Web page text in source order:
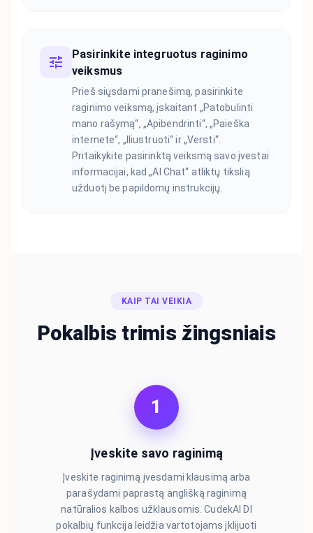
Pasirinkite integruotus raginimo
veiksmus
Prieš siųsdami pranešimą, pasirinkite
raginimo veiksmą, įskaitant „Patobulinti
mano rašymą“, „Apibendrinti“, „Paieška
internete“, „Iliustruoti“ ir „Versti“.
Pritaikykite pasirinktą veiksmą savo įvestai
informacijai, kad „AI Chat“ atliktų tikslią
užduotį be papildomų instrukcijų.
KAIP TAI VEIKIA
Pokalbis trimis žingsniais
1
Įveskite savo raginimą
Įveskite raginimą įvesdami klausimą arba
parašydami paprastą anglišką raginimą
natūralios kalbos užklausomis. CudekAI DI
pokalbių funkcija leidžia vartotojams įklijuoti